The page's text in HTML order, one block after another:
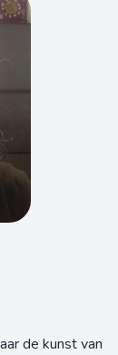
de kunst van